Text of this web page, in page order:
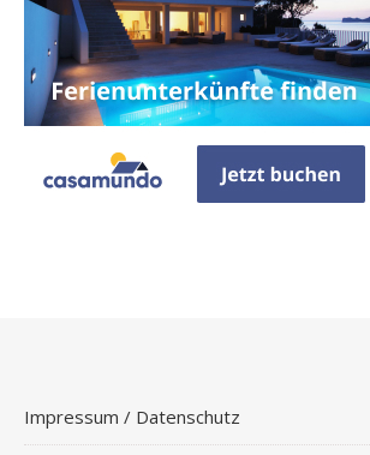
Impressum / Datenschutz